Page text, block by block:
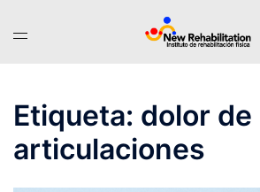
Alternar
Etiqueta: dolor de
articulaciones